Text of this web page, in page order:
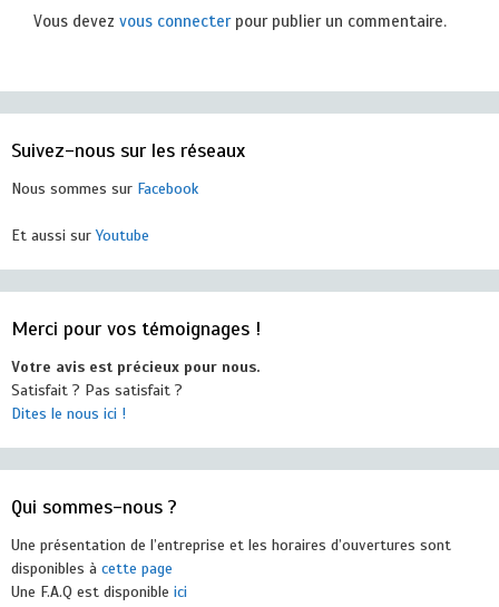
Vous devez vous connecterpour publier un commentaire.
Suivez-nous sur les réseaux
Nous sommes sur Facebook
Et aussi surYoutube
Merci pour vos témoignages !
Votre avis est précieux pour nous.
Satisfait ? Pas satisfait ?
Dites le nous ici !
Qui sommes-nous ?
Une présentation de l’entreprise et les horaires d’ouvertures sont
disponibles à cette page
Une F.A.Q est disponible ici